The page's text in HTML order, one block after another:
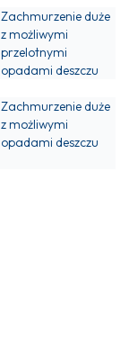
opadami deszczu
Zachmurzenie duże
z możliwymi
przelotnymi
opadami deszczu
Zachmurzenie duże
z możliwymi
opadami deszczu